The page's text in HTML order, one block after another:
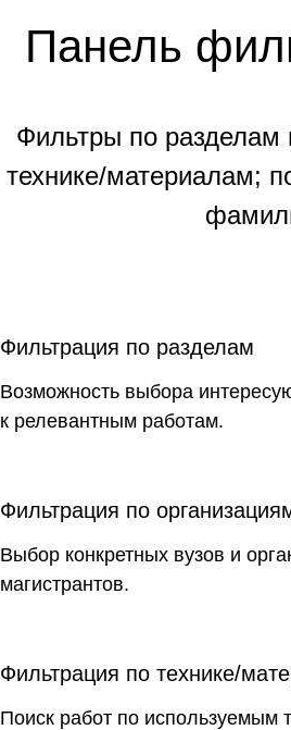
Панель
Фильтры по разделам
технике/материалам;
Фильтрация по разделам
Возможность выбора
к релевантным работам.
Фильтрация по
Выбор конкретных вузов и
магистрантов.
Фильтрация по технике/
Поиск работ по используемым